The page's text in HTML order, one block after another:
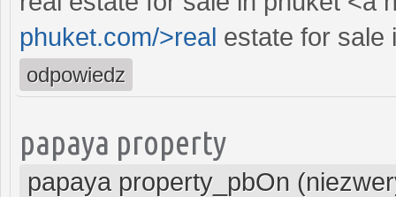
phuket.com/>real estate for sale
odpowiedz
papaya property
papaya property_pbOn